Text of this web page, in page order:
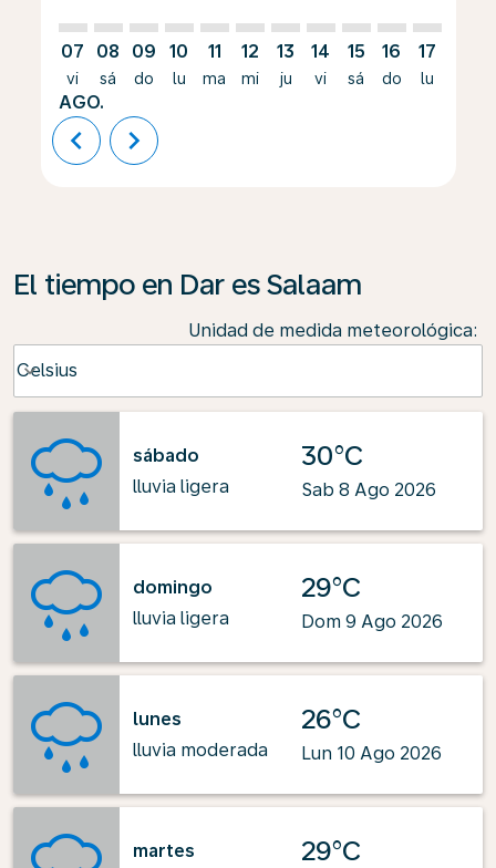
07
vi
AGO.
08
sá
09
do
10
lu
11
ma
12
mi
13
ju
14
vi
15
sá
16
do
17
lu
chevron_left chevron_right
El tiempo en Dar es Salaam
Unidad de medida meteorológica:
Celsius
keyboard_arrow_down
sábado
lluvia ligera
30°C
Sab 8 Ago 2026
domingo
lluvia ligera
29°C
Dom 9 Ago 2026
lunes
lluvia moderada
26°C
Lun 10 Ago 2026
martes
29°C